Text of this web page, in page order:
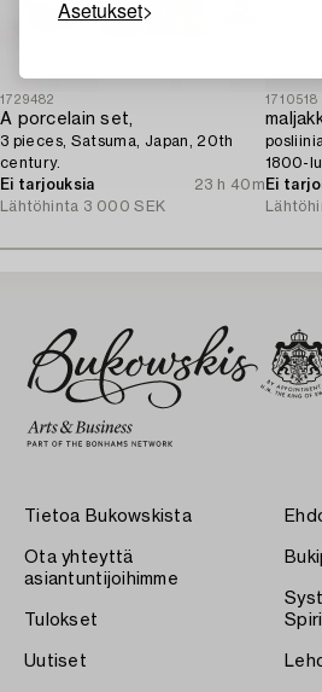
Asetukset
1729482
A porcelain set,
3 pieces, Satsuma, Japan, 20th
century.
Ei tarjouksia
23 h 40m
Lähtöhinta 3 000 SEK
1710518
1800-
Ei
Tietoa Bukowskista
Ota yhteyttä
asiantuntijoihimme
Tulokset
Uutiset